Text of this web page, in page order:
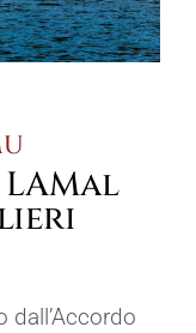
dall’Accordo